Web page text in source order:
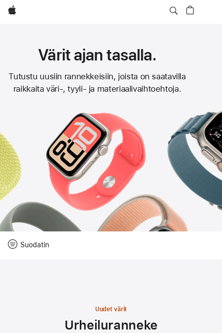
Apple
Apple Watch
Värit ajan tasalla.
Tutustu uusiin rannekkeisiin, joista on saatavilla
raikkaita väri-, tyyli‑ ja materiaalivaihtoehtoja.
Suodatin
Nollaa
Uudet värit
Urheiluranneke